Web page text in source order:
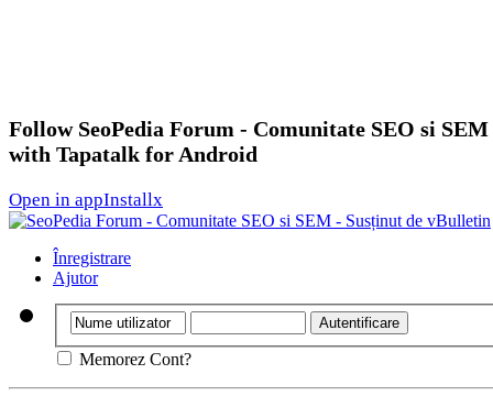
Follow SeoPedia Forum - Comunitate SEO si SEM
with Tapatalk for Android
Open in appInstallx
Înregistrare
Ajutor
Memorez Cont?